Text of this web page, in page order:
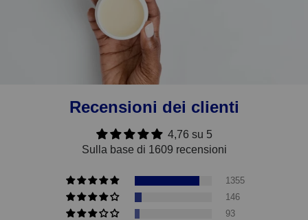
Recensioni dei clienti
4,76 su 5
Sulla base di 1609 recensioni
1355
146
93